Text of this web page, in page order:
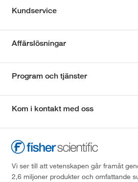
Kundservice
Affärslösningar
Program och tjänster
Kom i kontakt med oss
Vi ser till att vetenskapen går framåt
2,6 miljoner produkter och omfattande